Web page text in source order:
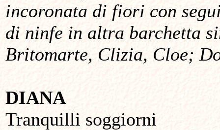
incoronata di fiori con
di ninfe in altra barchetta
Britomarte, Clizia, Cloe;
DIANA
Tranquilli soggiorni